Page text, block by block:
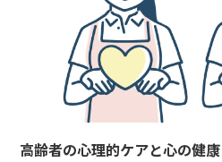
高齢者の心理的ケアと心の健康